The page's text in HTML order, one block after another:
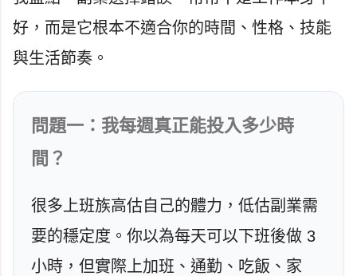
好，而是它根本不適合你的時間、性格、技能
與生活節奏。
問題一：我每週真正能投入多少時
間？
很多上班族高估自己的體力，低估副業需
要的穩定度。你以為每天可以下班後做 3
小時，但實際上加班、通勤、吃飯、家